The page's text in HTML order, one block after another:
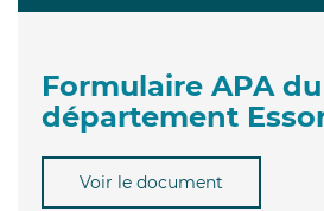
Formulaire APA du
département
Voir le document